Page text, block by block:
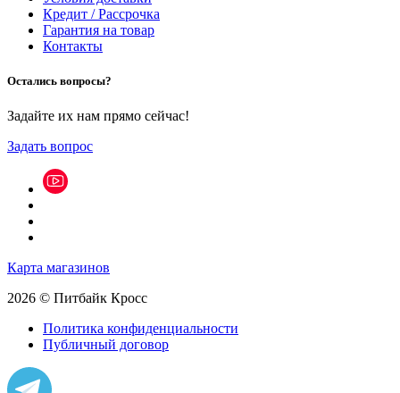
Кредит / Рассрочка
Гарантия на товар
Контакты
Остались вопросы?
Задайте их нам прямо сейчас!
Задать вопрос
Карта магазинов
2026 © Питбайк Кросс
Политика конфиденциальности
Публичный договор